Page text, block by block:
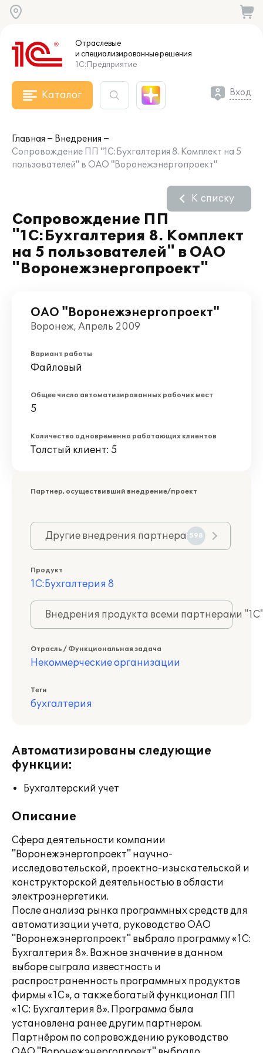
Отраслевые
и специализированныерешения
1С:Предприятие
Каталог Вход
Главная
Внедрения
Сопровождение ПП "1С:Бухгалтерия 8. Комплект на 5
пользователей" в ОАО "Воронежэнергопроект"
Сопровождение ПП
"1С:Бухгалтерия 8. Комплект
на 5 пользователей" в ОАО
"Воронежэнергопроект"
К списку
ОАО "Воронежэнергопроект"
Воронеж, Апрель 2009
Вариант работы
Файловый
Общее число автоматизированных рабочих мест
5
Количество одновременно работающих клиентов
Толстый клиент: 5
Партнер, осуществивший внедрение/проект
Другие внедрения партнера 598
Продукт
1С:Бухгалтерия 8
Внедрения продукта всеми партнерами
Отрасль / Функциональная задача
Некоммерческие организации
Теги
бухгалтерия
Автоматизированы следующие
функции:
Бухгалтерский учет
Описание
Сфера деятельности компании
"Воронежэнергопроект" научно-
исследовательской, проектно-изыскательской и
конструкторской деятельностью в области
электроэнергетики.
После анализа рынка программных средств для
автоматизации учета, руководство ОАО
"Воронежэнергопроект" выбрало программу «1С:
Бухгалтерия 8». Важное значение в данном
выборе сыграла известность и
распространенность программных продуктов
фирмы «1С», а также богатый функционал ПП
«1С: Бухгалтерия 8». Программа была
установлена ранее другим партнером.
Партнёром по сопровождению руководство